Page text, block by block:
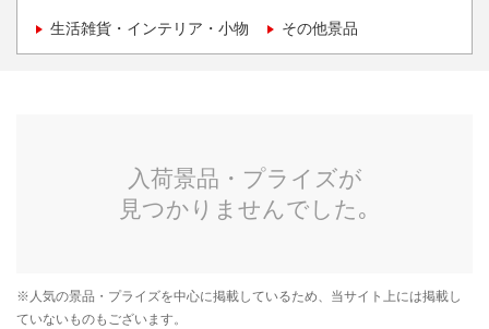
生活雑貨・インテリア・小物 その他景品